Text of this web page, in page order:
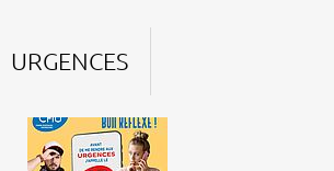
URGENCES